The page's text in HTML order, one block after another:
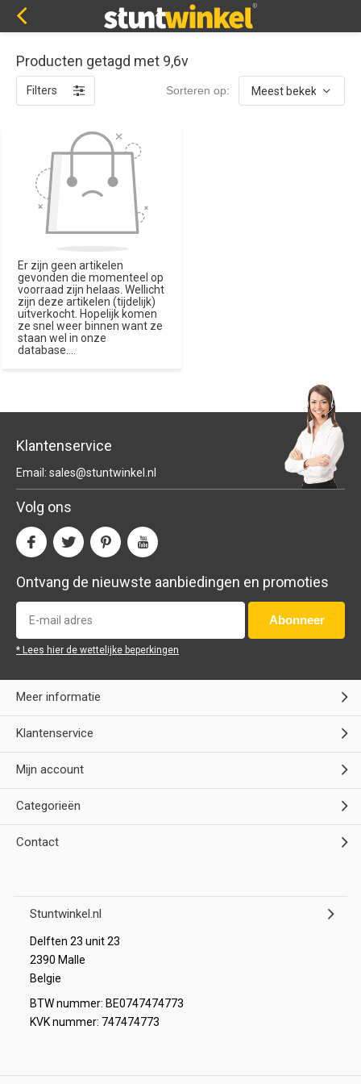
Producten getagd met 9,6v
Filters Sorteren op:
Er zijn geen artikelen
gevonden die momenteel op
voorraad zijn helaas. Wellicht
zijn deze artikelen (tijdelijk)
uitverkocht. Hopelijk komen
ze snel weer binnen want ze
staan wel in onze
database....
Klantenservice
Email: sales@stuntwinkel.nl
Volg ons
Ontvang de nieuwste aanbiedingen en promoties
Abonneer
* Lees hier de wettelijke beperkingen
Meer informatie
Klantenservice
Mijn account
Categorieën
Contact
Stuntwinkel.nl
Delften 23 unit 23
2390 Malle
Belgie
BTW nummer: BE0747474773
KVK nummer: 747474773